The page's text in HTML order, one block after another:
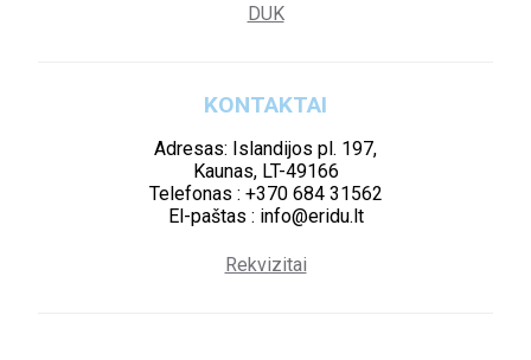
DUK
KONTAKTAI
Adresas: Islandijos pl. 197,
Kaunas, LT-49166
Telefonas : +370 684 31562
El-paštas : info@eridu.lt
Rekvizitai